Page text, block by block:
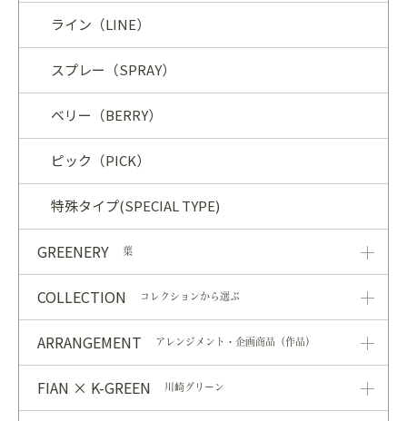
ライン（LINE）
スプレー（SPRAY）
ベリー（BERRY）
ピック（PICK）
特殊タイプ(SPECIAL TYPE)
GREENERY 葉
COLLECTION コレクションから選ぶ
ARRANGEMENT アレンジメント・企画商品（作品）
FIAN × K-GREEN 川崎グリーン